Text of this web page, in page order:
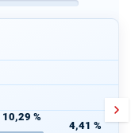
10,29 %
4,41 %